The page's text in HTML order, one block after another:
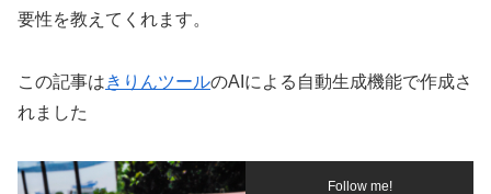
要性を教えてくれます。
この記事はきりんツールのAIによる自動生成機能で作成さ
れました
Follow me!